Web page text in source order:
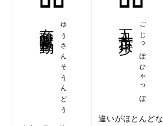
ゆうさんそうんどう ごじっぽひゃっぽ
違いがほとんどな